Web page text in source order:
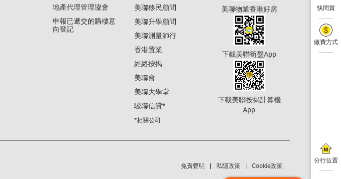
快閃賞
繳費方式
分行位置
地產代理管理協會
申報已遞交的購樓意
向登記
美聯移民顧問
美聯升學顧問
美聯測量師行
香港置業
經絡按揭
美聯會
美聯大學堂
駿聯信貸*
*相關公司
美聯物業香港好房
下載美聯筍盤App
下載美聯按揭計算機
App
免責聲明 私隱政策 Cookie政策